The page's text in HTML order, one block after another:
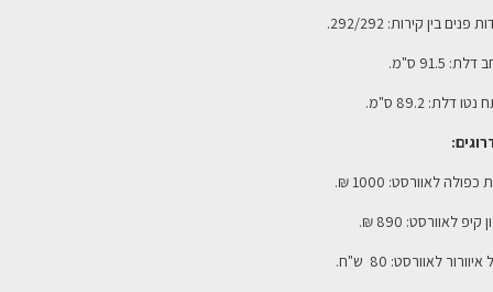
פנים בין קירות: 292/292.
91.5 ס"מ.
דלת: 89.2 ס"מ.
כפולה לאוורסט:
קיפ לאוורסט:
לאוורסט: 80 ש"ח.